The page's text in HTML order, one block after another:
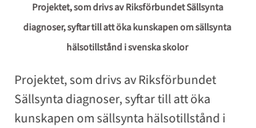
Projektet, som drivs av Riksförbundet Sällsynta
diagnoser, syftar till att öka kunskapen om sällsynta
hälsotillstånd i svenska skolor
Projektet, som drivs av Riksförbundet
Sällsynta diagnoser, syftar till att öka
kunskapen om sällsynta hälsotillstånd i